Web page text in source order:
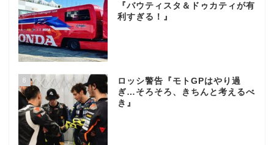
『バウティスタ＆ドゥカティが有
利すぎる！』
8
ロッシ警告『モトGPはやり過
ぎ…そろそろ、きちんと考えるべ
き』